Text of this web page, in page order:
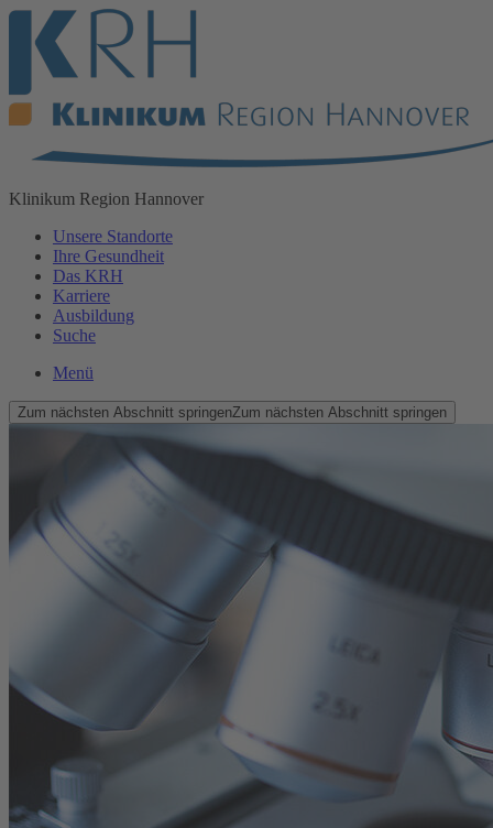
Klinikum Region Hannover
Unsere Standorte
Ihre Gesundheit
Das KRH
Karriere
Ausbildung
Suche
Menü
Zum nächsten Abschnitt springenZum nächsten Abschnitt springen